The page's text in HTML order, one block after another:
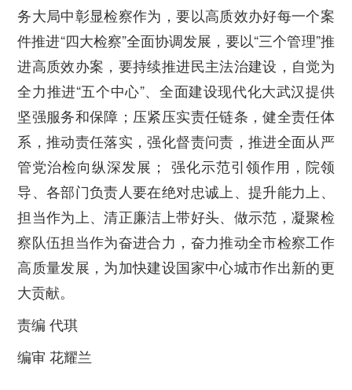
务大局中彰显检察作为，要以高质效办好每一个案
件推进“四大检察”全面协调发展，要以“三个管理”推
进高质效办案，要持续推进民主法治建设，自觉为
全力推进“五个中心”、全面建设现代化大武汉提供
坚强服务和保障；压紧压实责任链条，健全责任体
系，推动责任落实，强化督责问责，推进全面从严
管党治检向纵深发展； 强化示范引领作用，院领
导、各部门负责人要在绝对忠诚上、提升能力上、
担当作为上、清正廉洁上带好头、做示范，凝聚检
察队伍担当作为奋进合力，奋力推动全市检察工作
高质量发展，为加快建设国家中心城市作出新的更
大贡献。
责编 代琪
编审 花耀兰